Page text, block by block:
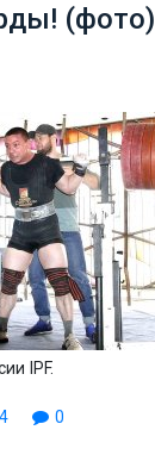
(фото)
IPF.
0